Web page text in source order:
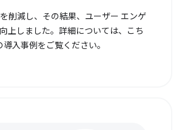
削減し、その結果、ユーザー エンゲ
上しました。詳細については、こち
導入事例をご覧ください。